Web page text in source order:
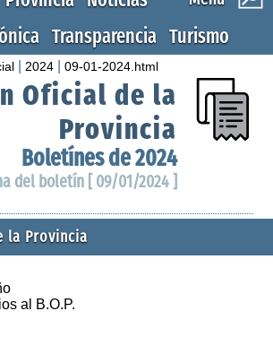
Transparencia Turismo
2024 |09-01-2024.html
Oficial de la
Provincia
Boletínes de 2024
del boletín [ 09/01/2024 ]
la Provincia
al B.O.P.